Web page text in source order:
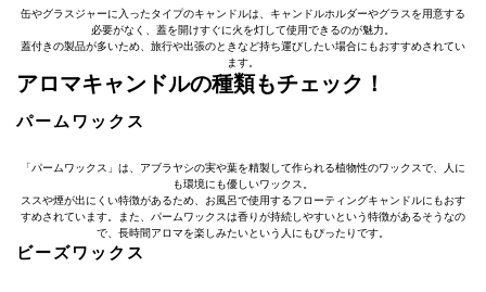
缶やグラスジャーに入ったタイプのキャンドルは、キャンドルホルダーやグラスを用意する
必要がなく、蓋を開けすぐに火を灯して使用できるのが魅力。
蓋付きの製品が多いため、旅行や出張のときなど持ち運びしたい場合にもおすすめされてい
ます。
アロマキャンドルの種類もチェック！
パームワックス
「パームワックス」は、アブラヤシの実や葉を精製して作られる植物性のワックスで、人に
も環境にも優しいワックス。
ススや煙が出にくい特徴があるため、お風呂で使用するフローティングキャンドルにもおす
すめされています。また、パームワックスは香りが持続しやすいという特徴があるそうなの
で、長時間アロマを楽しみたいという人にもぴったりです。
ビーズワックス